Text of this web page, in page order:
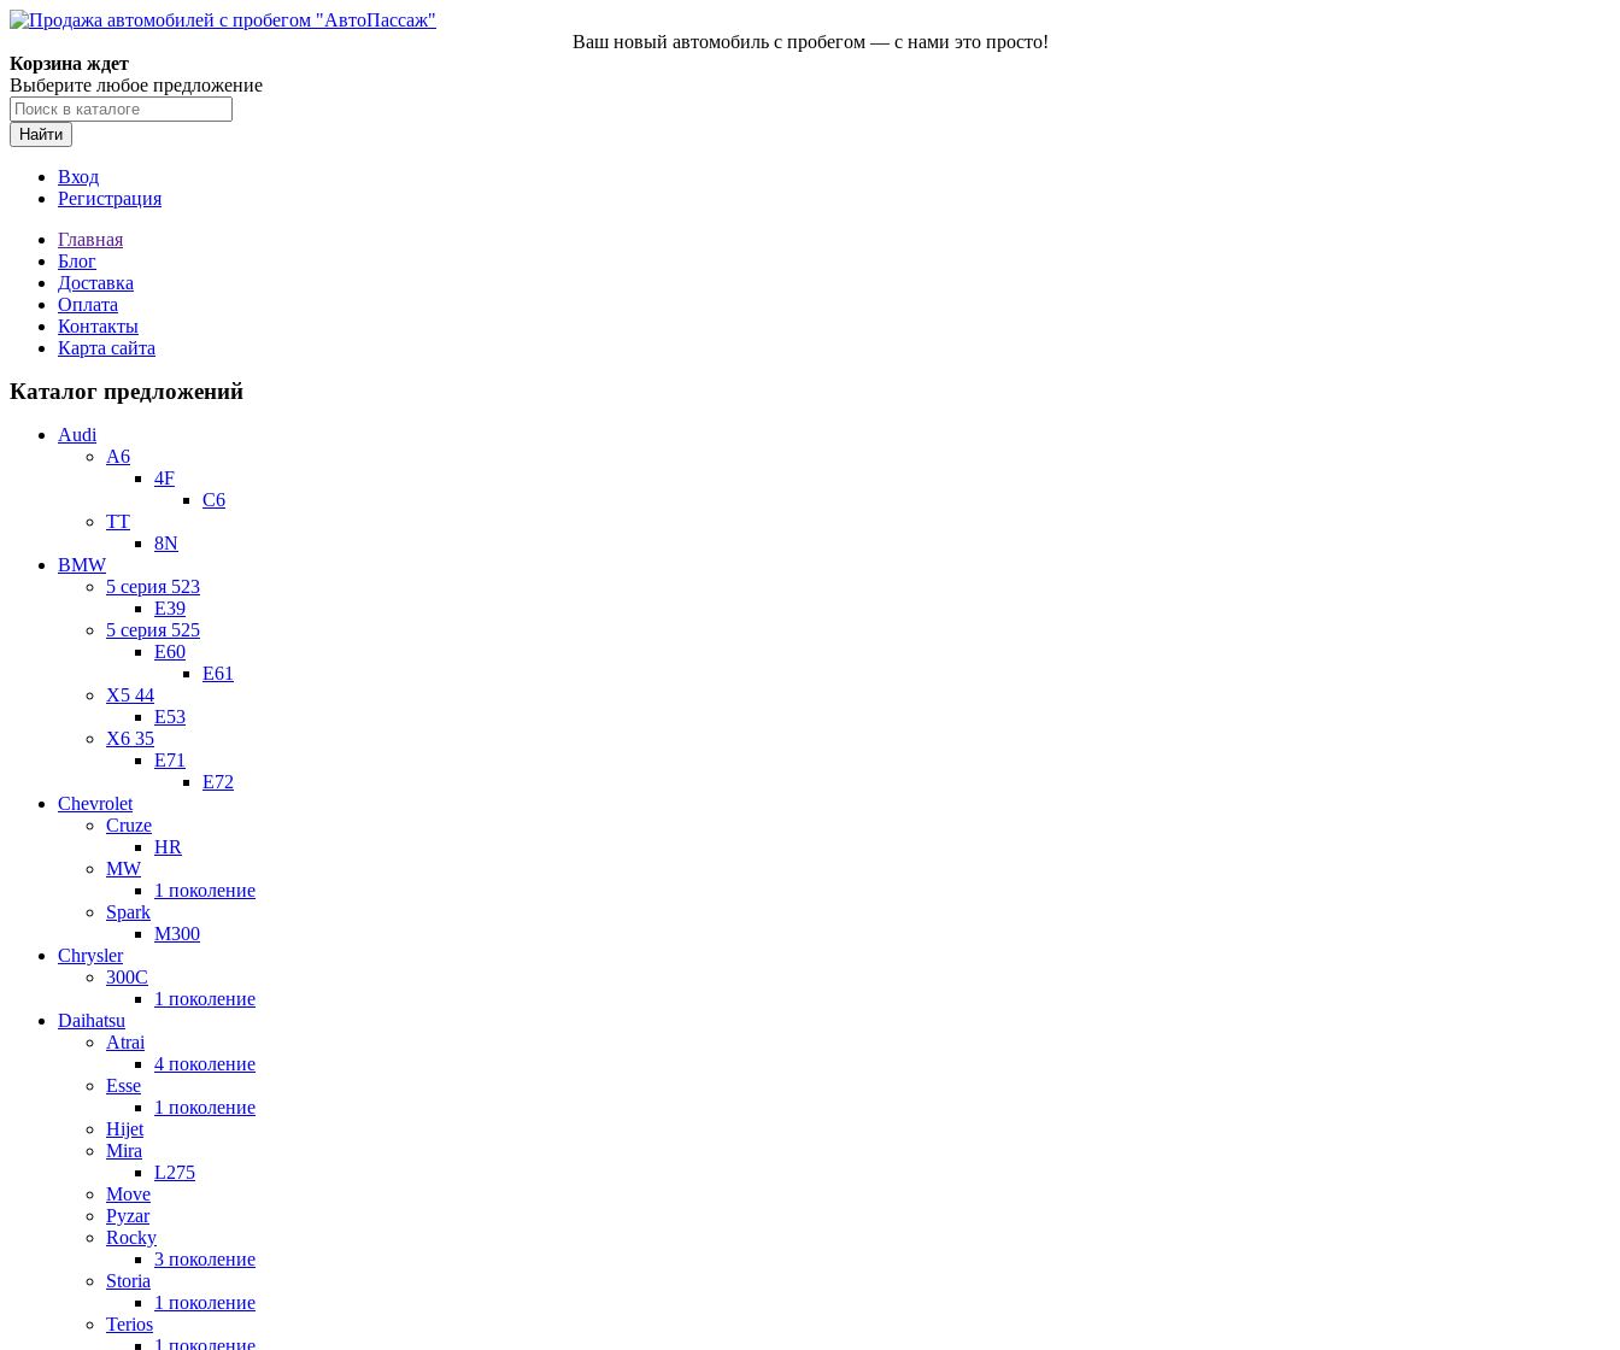
Ваш новый автомобиль с пробегом — с нами это просто!
Корзина ждет
Выберите любое предложение
Найти
Вход
Регистрация
Главная
Блог
Доставка
Оплата
Контакты
Карта сайта
Каталог предложений
Audi
A6
4F
C6
TT
8N
BMW
5 серия 523
E39
5 серия 525
E60
E61
X5 44
E53
X6 35
E71
E72
Chevrolet
Cruze
HR
MW
1 поколение
Spark
M300
Chrysler
300C
1 поколение
Daihatsu
Atrai
4 поколение
Esse
1 поколение
Hijet
Mira
L275
Move
Pyzar
Rocky
3 поколение
Storia
1 поколение
Terios
1 поколение